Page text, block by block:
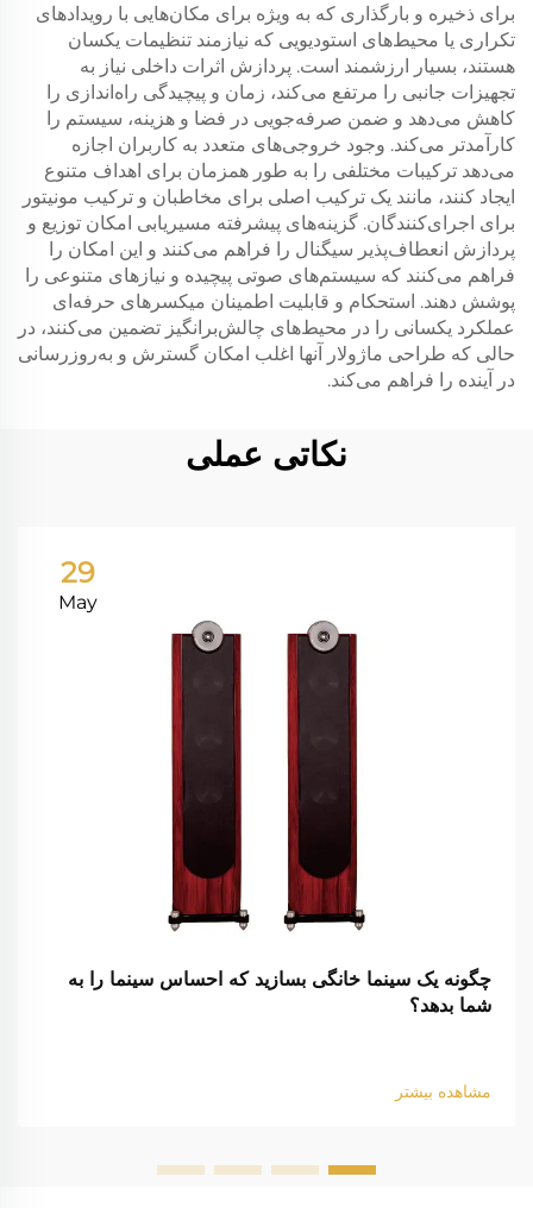
برای ذخیره و بارگذاری که به ویژه برای مکان‌هایی با رویدادهای
تکراری یا محیط‌های استودیویی که نیازمند تنظیمات یکسان
هستند، بسیار ارزشمند است. پردازش اثرات داخلی نیاز به
تجهیزات جانبی را مرتفع می‌کند، زمان و پیچیدگی راه‌اندازی را
کاهش می‌دهد و ضمن صرفه‌جویی در فضا و هزینه، سیستم را
کارآمدتر می‌کند. وجود خروجی‌های متعدد به کاربران اجازه
می‌دهد ترکیبات مختلفی را به طور همزمان برای اهداف متنوع
ایجاد کنند، مانند یک ترکیب اصلی برای مخاطبان و ترکیب مونیتور
برای اجرای‌کنندگان. گزینه‌های پیشرفته مسیریابی امکان توزیع و
پردازش انعطاف‌پذیر سیگنال را فراهم می‌کنند و این امکان را
فراهم می‌کنند که سیستم‌های صوتی پیچیده و نیازهای متنوعی را
پوشش دهند. استحکام و قابلیت اطمینان میکسرهای حرفه‌ای
عملکرد یکسانی را در محیط‌های چالش‌برانگیز تضمین می‌کنند، در
حالی که طراحی ماژولار آنها اغلب امکان گسترش و به‌روزرسانی
در آینده را فراهم می‌کند.
نکاتی عملی
29
May
چگونه یک سینما خانگی بسازید که احساس سینما را به
شما بدهد؟
مشاهده بیشتر